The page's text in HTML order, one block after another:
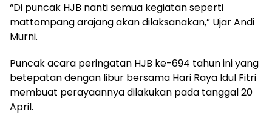
“Di puncak HJB nanti semua kegiatan seperti
mattompang arajang akan dilaksanakan,” Ujar Andi
Murni.
Puncak acara peringatan HJB ke-694 tahun ini yang
betepatan dengan libur bersama Hari Raya Idul Fitri
membuat perayaannya dilakukan pada tanggal 20
April.